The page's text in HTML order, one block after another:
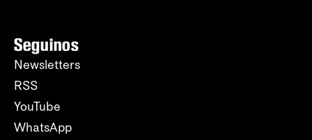
Seguinos
Newsletters
RSS
YouTube
WhatsApp